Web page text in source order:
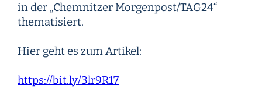
in der „Chemnitzer Morgenpost/TAG24“
thematisiert.
Hier geht es zum Artikel:
https://bit.ly/3lr9R17